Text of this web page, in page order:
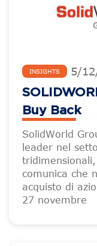
INSIGHTS 5/12
Buy Back
SolidWorld
leader nel
comunica che
acquisto di
27 novembre